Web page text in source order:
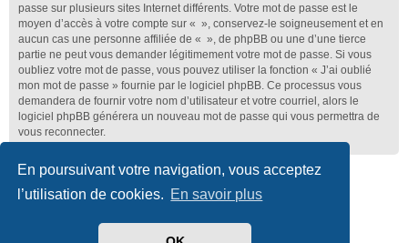
En poursuivant votre navigation, vous acceptez
l’utilisation de cookies. En savoir plus
passe sur plusieurs sites Internet différents. Votre mot de passe est le
moyen d’accès à votre compte sur « », conservez-le soigneusement et en
aucun cas une personne affiliée de « », de phpBB ou une d’une tierce
partie ne peut vous demander légitimement votre mot de passe. Si vous
oubliez votre mot de passe, vous pouvez utiliser la fonction « J’ai oublié
mon mot de passe » fournie par le logiciel phpBB. Ce processus vous
demandera de fournir votre nom d’utilisateur et votre courriel, alors le
logiciel phpBB générera un nouveau mot de passe qui vous permettra de
vous reconnecter.